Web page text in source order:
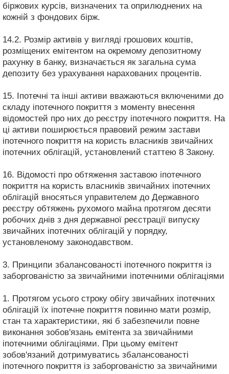
біржових курсів, визначених та оприлюднених на
кожній з фондових бірж.
14.2. Розмір активів у вигляді грошових коштів,
розміщених емітентом на окремому депозитному
рахунку в банку, визначається як загальна сума
депозиту без урахування нарахованих процентів.
15. Іпотечні та інші активи вважаються включеними до
складу іпотечного покриття з моменту внесення
відомостей про них до реєстру іпотечного покриття. На
ці активи поширюється правовий режим застави
іпотечного покриття на користь власників звичайних
іпотечних облігацій, установлений статтею 8 Закону.
16. Відомості про обтяження заставою іпотечного
покриття на користь власників звичайних іпотечних
облігацій вносяться управителем до Державного
реєстру обтяжень рухомого майна протягом десяти
робочих днів з дня державної реєстрації випуску
звичайних іпотечних облігацій у порядку,
установленому законодавством.
3. Принципи збалансованості іпотечного покриття із
заборгованістю за звичайними іпотечними облігаціями
1. Протягом усього строку обігу звичайних іпотечних
облігацій їх іпотечне покриття повинно мати розмір,
стан та характеристики, які б забезпечили повне
виконання зобов'язань емітента за звичайними
іпотечними облігаціями. При цьому емітент
зобов'язаний дотримуватись збалансованості
іпотечного покриття із заборгованістю за звичайними